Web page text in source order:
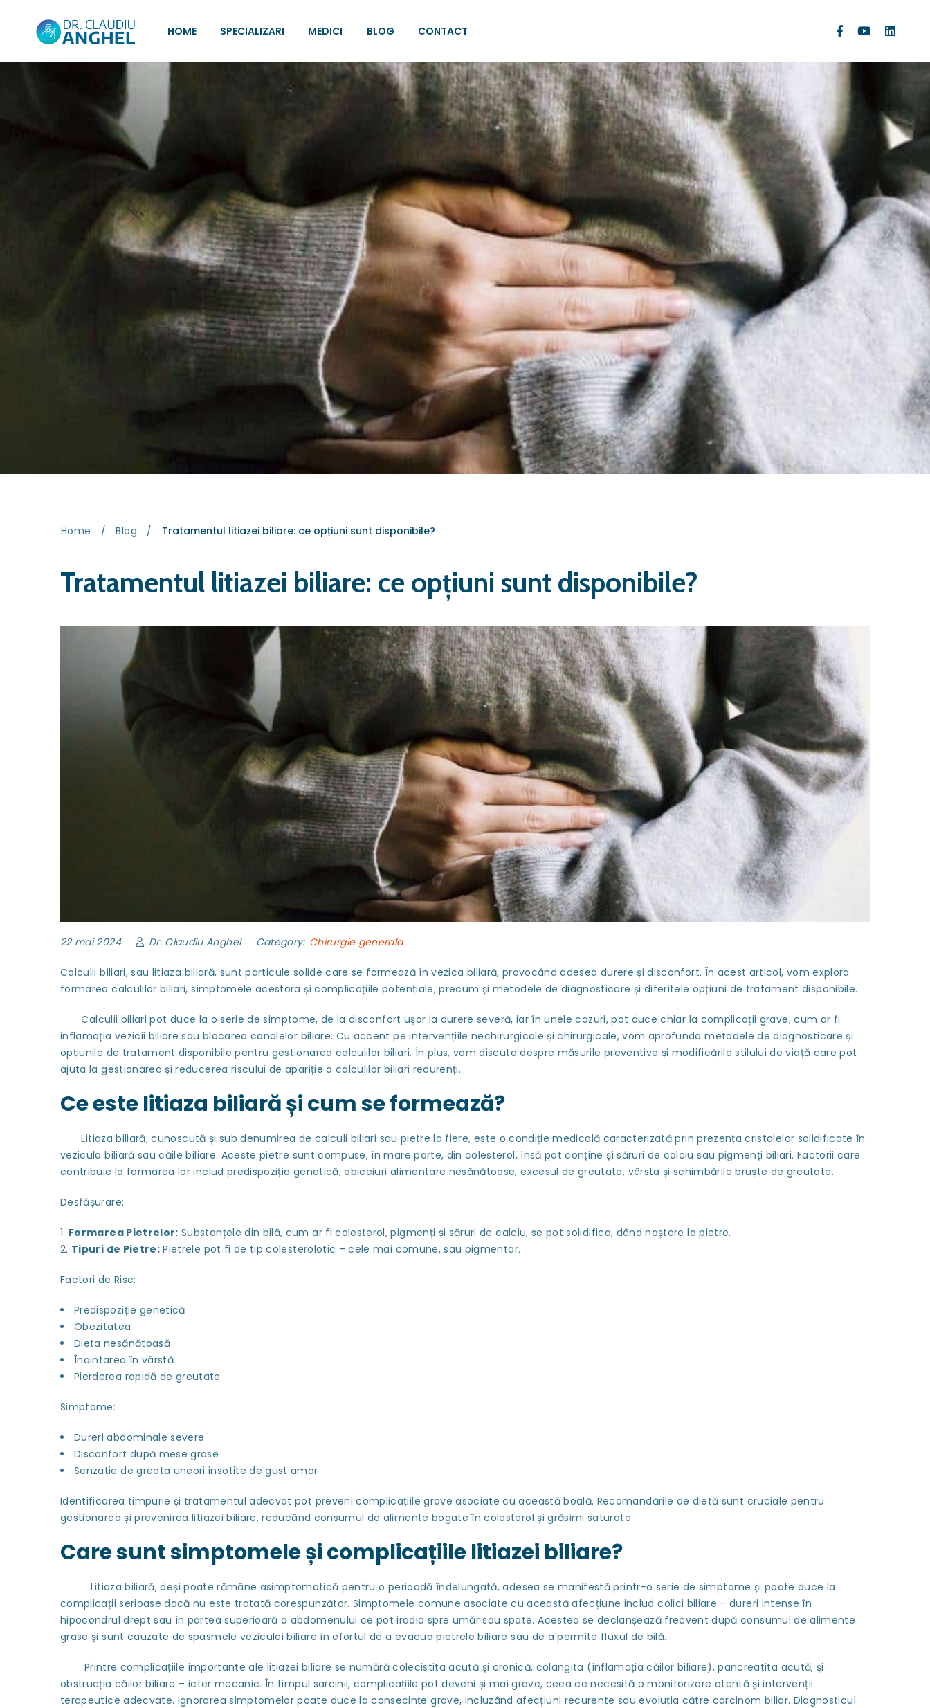
HOME SPECIALIZARI MEDICI BLOG CONTACT
Home / Blog / Tratamentul litiazei biliare: ce opțiuni sunt disponibile?
Tratamentul litiazei biliare: ce opțiuni sunt disponibile?
22 mai 2024 Dr. Claudiu Anghel Category: Chirurgie generala
Calculii biliari, sau litiaza biliară, sunt particule solide care se formează în vezica biliară, provocând adesea durere și disconfort. În acest articol, vom explora
formarea calculilor biliari, simptomele acestora și complicațiile potențiale, precum și metodele de diagnosticare și diferitele opțiuni de tratament disponibile.
Calculii biliari pot duce la o serie de simptome, de la disconfort ușor la durere severă, iar în unele cazuri, pot duce chiar la complicații grave, cum ar fi
inflamația vezicii biliare sau blocarea canalelor biliare. Cu accent pe intervențiile nechirurgicale și chirurgicale, vom aprofunda metodele de diagnosticare și
opțiunile de tratament disponibile pentru gestionarea calculilor biliari. În plus, vom discuta despre măsurile preventive și modificările stilului de viață care pot
ajuta la gestionarea și reducerea riscului de apariție a calculilor biliari recurenți.
Ce este litiaza biliară și cum se formează?
Litiaza biliară, cunoscută și sub denumirea de calculi biliari sau pietre la fiere, este o condiție medicală caracterizată prin prezența cristalelor solidificate în
vezicula biliară sau căile biliare. Aceste pietre sunt compuse, în mare parte, din colesterol, însă pot conține și săruri de calciu sau pigmenți biliari. Factorii care
contribuie la formarea lor includ predispoziția genetică, obiceiuri alimentare nesănătoase, excesul de greutate, vârsta și schimbările bruște de greutate.
Desfășurare:
Formarea Pietrelor: Substanțele din bilă, cum ar fi colesterol, pigmenți și săruri de calciu, se pot solidifica, dând naștere la pietre.
Tipuri de Pietre: Pietrele pot fi de tip colesterolotic – cele mai comune, sau pigmentar.
Factori de Risc:
Predispoziție genetică
Obezitatea
Dieta nesănătoasă
Înaintarea în vârstă
Pierderea rapidă de greutate
Simptome:
Dureri abdominale severe
Disconfort după mese grase
Senzatie de greata uneori insotite de gust amar
Identificarea timpurie și tratamentul adecvat pot preveni complicațiile grave asociate cu această boală. Recomandările de dietă sunt cruciale pentru
gestionarea și prevenirea litiazei biliare, reducând consumul de alimente bogate în colesterol și grăsimi saturate.
Care sunt simptomele și complicațiile litiazei biliare?
Litiaza biliară, deși poate rămâne asimptomatică pentru o perioadă îndelungată, adesea se manifestă printr-o serie de simptome și poate duce la
complicații serioase dacă nu este tratată corespunzător. Simptomele comune asociate cu această afecțiune includ colici biliare – dureri intense în
hipocondrul drept sau în partea superioară a abdomenului ce pot iradia spre umăr sau spate. Acestea se declanșează frecvent după consumul de alimente
grase și sunt cauzate de spasmele veziculei biliare în efortul de a evacua pietrele biliare sau de a permite fluxul de bilă.
Printre complicațiile importante ale litiazei biliare se numără colecistita acută și cronică, colangita (inflamația căilor biliare), pancreatita acută, și
obstrucția căilor biliare – icter mecanic. În timpul sarcinii, complicațiile pot deveni și mai grave, ceea ce necesită o monitorizare atentă și intervenții
terapeutice adecvate. Ignorarea simptomelor poate duce la consecințe grave, incluzând afecțiuni recurente sau evoluția către carcinom biliar. Diagnosticul